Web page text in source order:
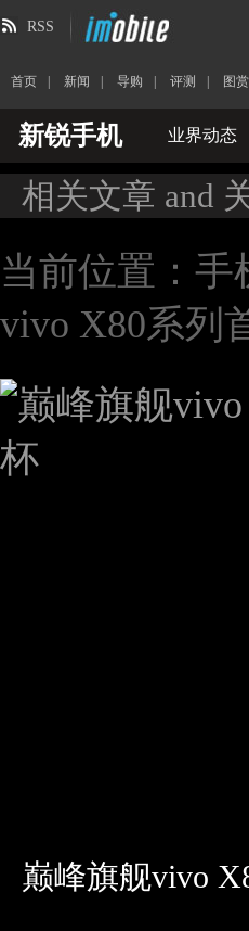
RSS
首页 新闻 导购 评测 图赏
新锐手机 业界动态
相关文章 and
当前位置： 手
vivo X80系列
巅峰旗舰vivo